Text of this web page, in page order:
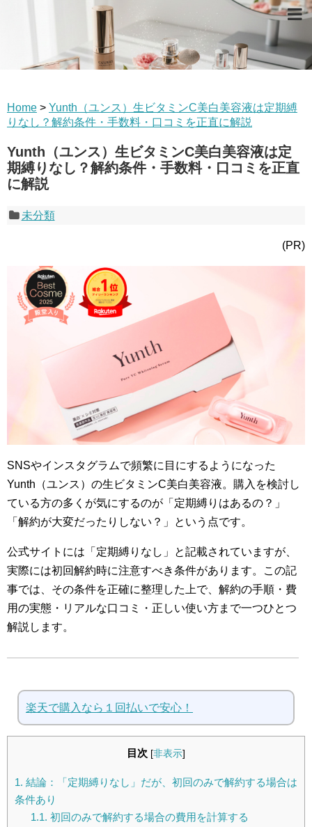
Home > Yunth（ユンス）生ビタミンC美白美容液は定期縛
りなし？解約条件・手数料・口コミを正直に解説
Yunth（ユンス）生ビタミンC美白美容液は定
期縛りなし？解約条件・手数料・口コミを正直
に解説
未分類
(PR)
SNSやインスタグラムで頻繁に目にするようになった
Yunth（ユンス）の生ビタミンC美白美容液。購入を検討し
ている方の多くが気にするのが「定期縛りはあるの？」
「解約が大変だったりしない？」という点です。
公式サイトには「定期縛りなし」と記載されていますが、
実際には初回解約時に注意すべき条件があります。この記
事では、その条件を正確に整理した上で、解約の手順・費
用の実態・リアルな口コミ・正しい使い方まで一つひとつ
解説します。
楽天で購入なら１回払いで安心！
目次 [非表示]
1. 結論：「定期縛りなし」だが、初回のみで解約する場合は
条件あり
1.1. 初回のみで解約する場合の費用を計算する